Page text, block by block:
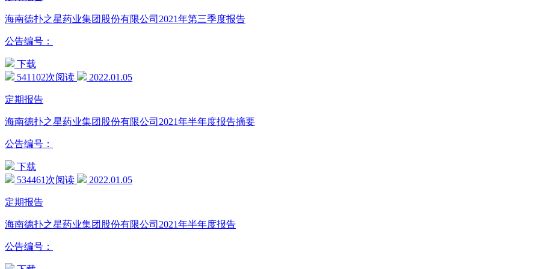
海南德扑之星药业集团股份有限公司2021年第三季度报告
公告编号：
下载
541102次阅读
2022.01.05
定期报告
海南德扑之星药业集团股份有限公司2021年半年度报告摘要
公告编号：
下载
534461次阅读
2022.01.05
定期报告
海南德扑之星药业集团股份有限公司2021年半年度报告
公告编号：